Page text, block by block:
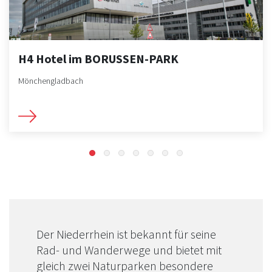
H4 Hotel im BORUSSEN-PARK
Mönchengladbach
Der Niederrhein ist bekannt für seine
Rad- und Wanderwege und bietet mit
gleich zwei Naturparken besondere